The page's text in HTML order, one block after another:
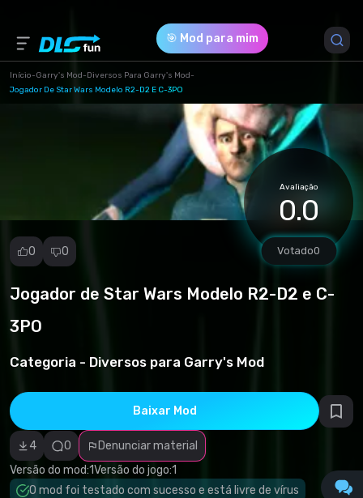
🎯 Mod para mim
Início-Garry's Mod-Diversos Para Garry's Mod-
Jogador De Star Wars Modelo R2-D2 E C-3PO
Avaliação
0.0
Votado0
0 0
Jogador de Star Wars Modelo R2-D2 e C-
3PO
Categoria - Diversos para Garry's Mod
Baixar Mod
4 0
Denunciar material
Versão do mod:1Versão do jogo:1
O mod foi testado com sucesso e está livre de vírus
Denunciar
Violação de
direitos
Categoria
malicioso/vírus
Conteúdo não
funcional
Descrição
imprecisa
1 (97f3210836bc1bbb2ed16fc53db0ea44.rar)
Download (8.36 Mb)